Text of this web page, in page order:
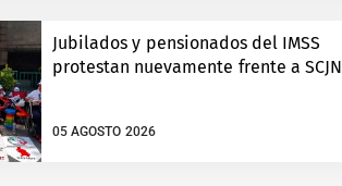
Jubilados y pensionados del IMSS
protestan nuevamente frente a SCJN
05 AGOSTO 2026